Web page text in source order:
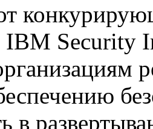
IBM Security
в